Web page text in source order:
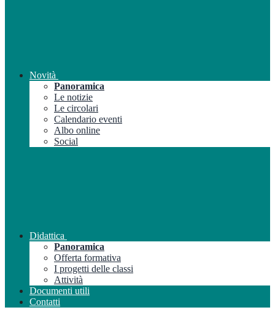
Novità
Panoramica
Le notizie
Le circolari
Calendario eventi
Albo online
Social
Didattica
Panoramica
Offerta formativa
I progetti delle classi
Attività
Documenti utili
Contatti